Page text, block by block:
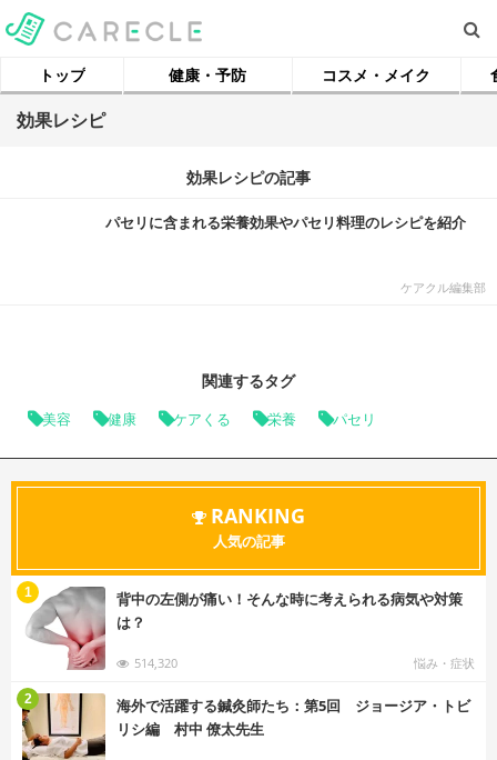
トップ 健康・予防 コスメ・メイク
効果レシピ
効果レシピの記事
パセリに含まれる栄養効果やパセリ料理のレシピを紹介
ケアクル編集部
関連するタグ
美容 健康 ケアくる 栄養 パセリ
RANKING
人気の記事
背中の左側が痛い！そんな時に考えられる病気や対策
は？
514,320 悩み・症状
1
海外で活躍する鍼灸師たち：第5回 ジョージア・トビ
リシ編 村中 僚太先生
2